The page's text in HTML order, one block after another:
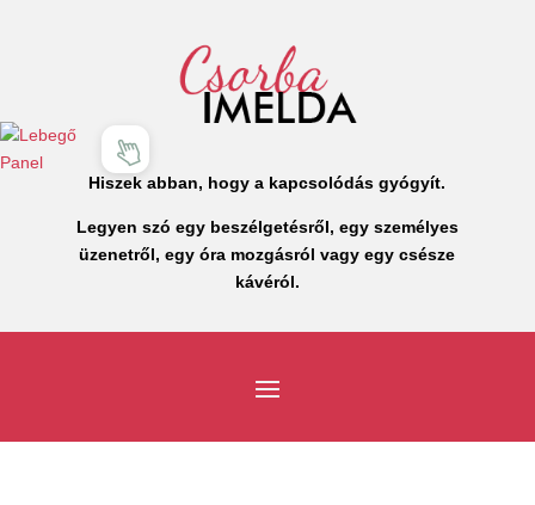
Hiszek abban, hogy a kapcsolódás gyógyít.
Legyen szó egy beszélgetésről, egy személyes
üzenetről, egy óra mozgásról vagy egy csésze
kávéról.